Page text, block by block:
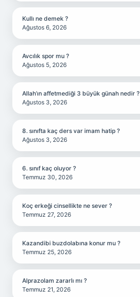
Kullı ne demek ?
Ağustos 6, 2026
Avcılık spor mu ?
Ağustos 5, 2026
Allah’ın affetmediği 3 büyük günah nedir ?
Ağustos 3, 2026
8. sınıfta kaç ders var imam hatip ?
Ağustos 3, 2026
6. sınıf kaç oluyor ?
Temmuz 30, 2026
Koç erkeği cinsellikte ne sever ?
Temmuz 27, 2026
Kazandibi buzdolabına konur mu ?
Temmuz 25, 2026
Alprazolam zararlı mı ?
Temmuz 21, 2026